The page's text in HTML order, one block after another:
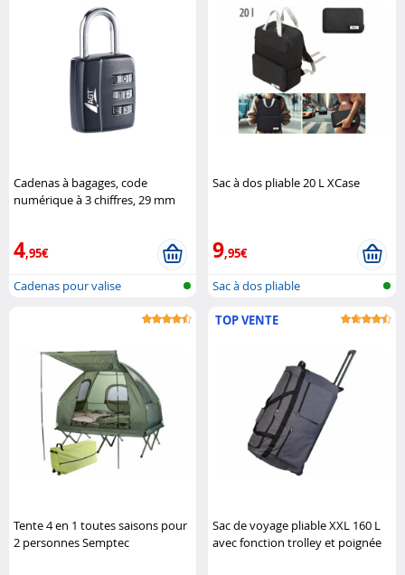
Cadenas à bagages, code
numérique à 3 chiffres, 29 mm
4,95€
Cadenas pour valise
Sac à dos pliable 20 L XCase
9,95€
Sac à dos pliable
Tente 4 en 1 toutes saisons pour
2 personnes Semptec
TOP VENTE
Sac de voyage pliable XXL 160 L
avec fonction trolley et poignée